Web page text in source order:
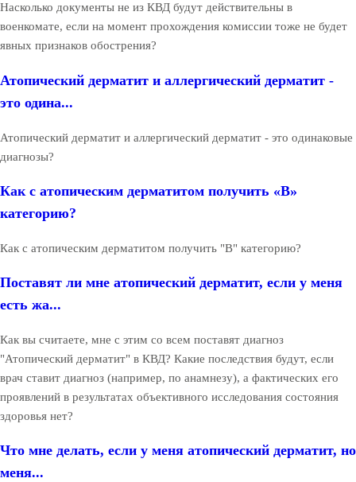
Насколько документы не из КВД будут действительны в
военкомате, если на момент прохождения комиссии тоже не будет
явных признаков обострения?
Атопический дерматит и аллергический дерматит -
это одина...
Атопический дерматит и аллергический дерматит - это одинаковые
диагнозы?
Как с атопическим дерматитом получить «В»
категорию?
Как с атопическим дерматитом получить "В" категорию?
Поставят ли мне атопический дерматит, если у меня
есть жа...
Как вы считаете, мне с этим со всем поставят диагноз
"Атопический дерматит" в КВД? Какие последствия будут, если
врач ставит диагноз (например, по анамнезу), а фактических его
проявлений в результатах объективного исследования состояния
здоровья нет?
Что мне делать, если у меня атопический дерматит, но
меня...